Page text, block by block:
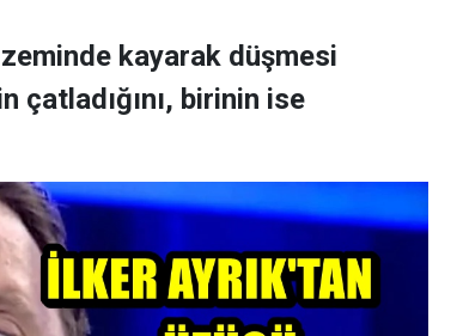
kayarak düşmesi
çatladığını, birinin ise